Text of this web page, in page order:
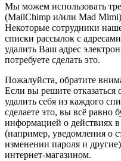
Мы можем использовать
(MailChimp и/или Mad
Некоторые сотрудники
списки рассылок с
удалить Ваш адрес
потребуете сделать это.
Пожалуйста, обратите
Если вы решите отказаться
удалить себя из каждого
сделаете это, вы всё равно
информацией о действиях
(например, уведомления о
изменении пароля и
интернет-магазином.